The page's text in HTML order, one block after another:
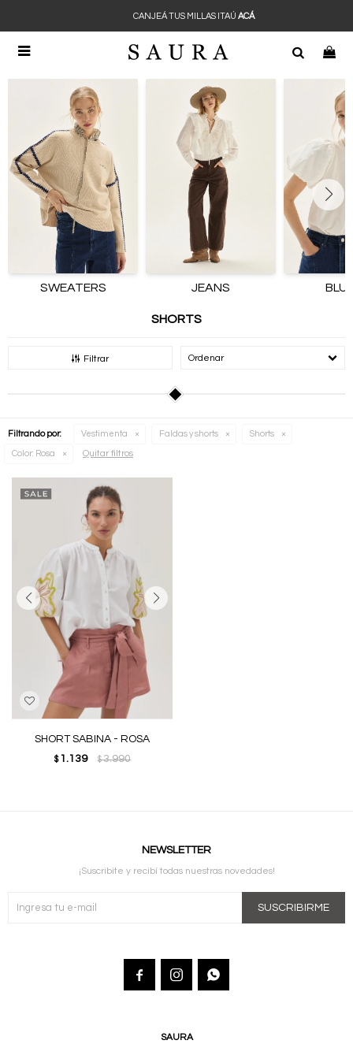

CANJEÁ TUS MILLAS ITAÚACÁ
SWEATERS JEANS
SHORTS
Filtrar Recomendados
Filtrando por: Vestimenta Faldas y shorts Shorts
Color: Rosa Quitar filtros
SHORT SABINA - ROSA
$ 1.139 $3.990
SAURA
NEWSLETTER
¡Suscribite y recibí todas nuestras novedades!
SUSCRIBIRME
  